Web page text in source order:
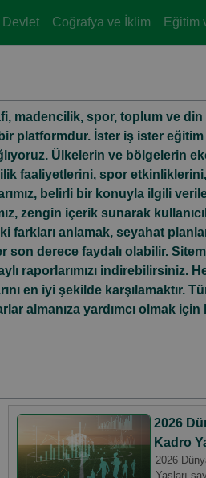
Devlet Coğrafya ve İklim Eğitim
madencilik, spor, toplum ve
platformdur. İster iş ister
Ülkelerin ve bölgelerin
faaliyetlerini, spor
belirli bir konuyla ilgili
zengin içerik sunarak
farkları anlamak, seyahat
son derece faydalı olabilir.
raporlarımızı indirebilirsiniz.
en iyi şekilde
almanıza yardımcı olmak
2026
Kadro
2026
Yaşları